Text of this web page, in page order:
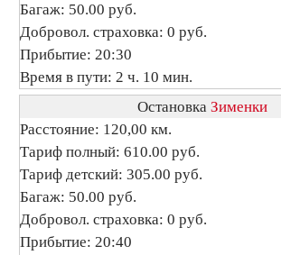
Багаж: 50.00 руб.
Добровол. страховка: 0 руб.
Прибытие: 20:30
Время в пути: 2 ч. 10 мин.
Остановка Зименки
Расстояние: 120,00 км.
Тариф полный: 610.00 руб.
Тариф детский: 305.00 руб.
Багаж: 50.00 руб.
Добровол. страховка: 0 руб.
Прибытие: 20:40